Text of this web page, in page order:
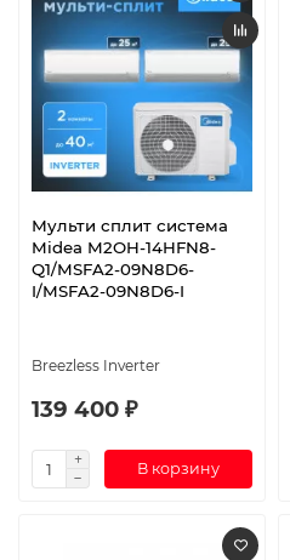
Мульти сплит система
Midea M2OH-14HFN8-
Q1/MSFA2-09N8D6-
I/MSFA2-09N8D6-I
Breezless Inverter
139 400 ₽
В корзину